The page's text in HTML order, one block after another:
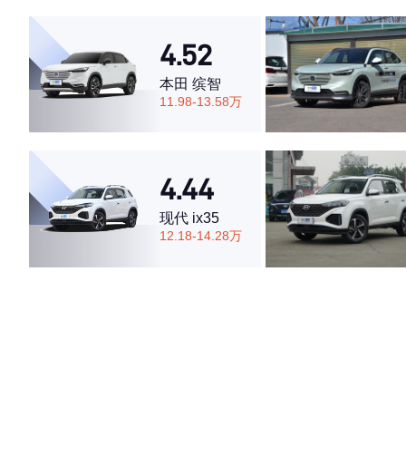
·空间表现较为优秀，优于67%同级车
4.52
本田 缤智
11.98-13.58万
4.44
现代 ix35
12.18-14.28万